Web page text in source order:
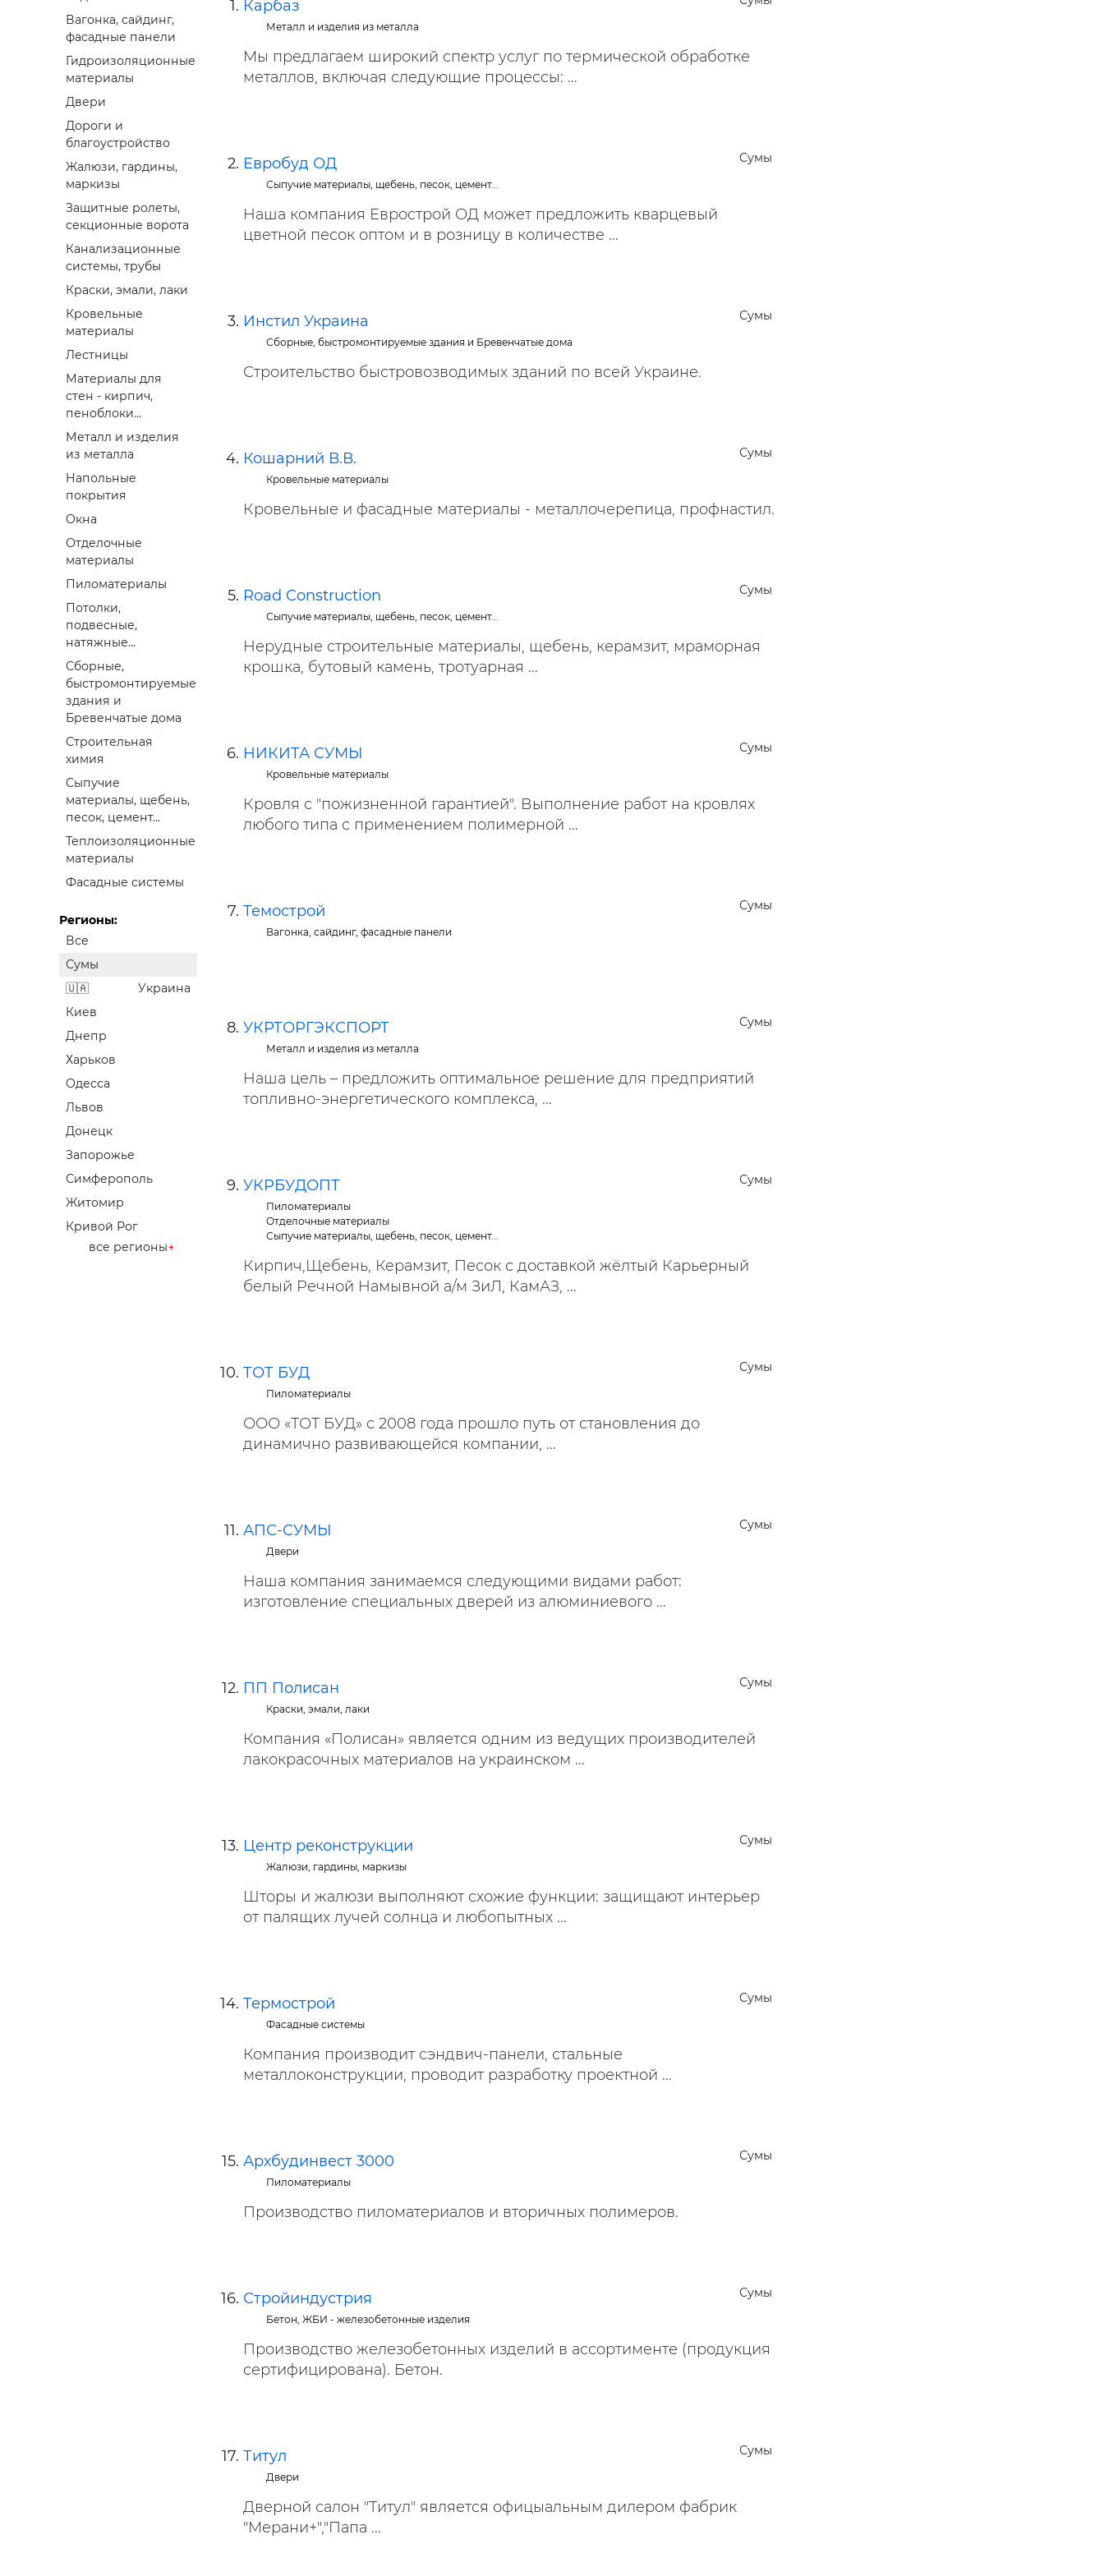
Кирпич, цемент, бетон,
Строительные, ремонтные
услуги
Работа в строительстве —
Резюме
Вагонка, сайдинг,
фасадные панели
Гидроизоляционные
материалы
Двери
Дороги и
благоустройство
Жалюзи, гардины,
маркизы
Защитные ролеты,
секционные ворота
Канализационные
системы, трубы
Краски, эмали, лаки
Кровельные
материалы
Лестницы
Материалы для
стен - кирпич,
пеноблоки...
Металл и изделия
из металла
Напольные
покрытия
Окна
Отделочные
материалы
Пиломатериалы
Потолки,
подвесные,
натяжные...
Сборные,
быстромонтируемые
здания и
Бревенчатые дома
Строительная
химия
Сыпучие
материалы, щебень,
песок, цемент...
Теплоизоляционные
материалы
Фасадные системы
Регионы:
Все
Сумы
Украина
Киев
Днепр
Харьков
Одесса
Львов
Донецк
Запорожье
Симферополь
Житомир
Кривой Рог
все регионы
Карбаз
Металл и изделия из металла
Мы предлагаем широкий спектр услуг по термической обработке
металлов, включая следующие процессы: ...
Сумы
Евробуд ОД
Сыпучие материалы, щебень, песок, цемент...
Наша компания Еврострой ОД может предложить кварцевый
цветной песок оптом и в розницу в количестве ...
Сумы
Инстил Украина
Сборные, быстромонтируемые здания и Бревенчатые дома
Строительство быстровозводимых зданий по всей Украине.
Сумы
Кошарний В.В.
Кровельные материалы
Кровельные и фасадные материалы - металлочерепица, профнастил.
Сумы
Road Construction
Сыпучие материалы, щебень, песок, цемент...
Нерудные строительные материалы, щебень, керамзит, мраморная
крошка, бутовый камень, тротуарная ...
Сумы
НИКИТА СУМЫ
Кровельные материалы
Кровля с "пожизненной гарантией". Выполнение работ на кровлях
любого типа с применением полимерной ...
Сумы
Темострой
Вагонка, сайдинг, фасадные панели
Сумы
УКРТОРГЭКСПОРТ
Металл и изделия из металла
Наша цель – предложить оптимальное решение для предприятий
топливно-энергетического комплекса, ...
Сумы
УКРБУДОПТ
Пиломатериалы
Отделочные материалы
Сыпучие материалы, щебень, песок, цемент...
Кирпич,Щебень, Керамзит, Песок с доставкой жёлтый Карьерный
белый Речной Намывной а/м ЗиЛ, КамАЗ, ...
Сумы
ТОТ БУД
Пиломатериалы
ООО «ТОТ БУД» с 2008 года прошло путь от становления до
динамично развивающейся компании, ...
Сумы
АПС-СУМЫ
Двери
Наша компания занимаемся следующими видами работ:
изготовление специальных дверей из алюминиевого ...
Сумы
ПП Полисан
Краски, эмали, лаки
Компания «Полисан» является одним из ведущих производителей
лакокрасочных материалов на украинском ...
Сумы
Центр реконструкции
Жалюзи, гардины, маркизы
Шторы и жалюзи выполняют схожие функции: защищают интерьер
от палящих лучей солнца и любопытных ...
Сумы
Термострой
Фасадные системы
Компания производит сэндвич-панели, стальные
металлоконструкции, проводит разработку проектной ...
Сумы
Архбудинвест 3000
Пиломатериалы
Производство пиломатериалов и вторичных полимеров.
Сумы
Стройиндустрия
Бетон, ЖБИ - железобетонные изделия
Производство железобетонных изделий в ассортименте (продукция
сертифицирована). Бетон.
Сумы
Титул
Двери
Дверной салон "Титул" является офицыальным дилером фабрик
"Мерани+","Папа ...